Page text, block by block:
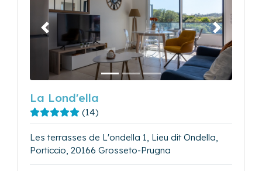
Précédent Suivant
La Lond'ella
(14)
Les terrasses de L'ondella 1, Lieu dit Ondella,
Porticcio, 20166 Grosseto-Prugna